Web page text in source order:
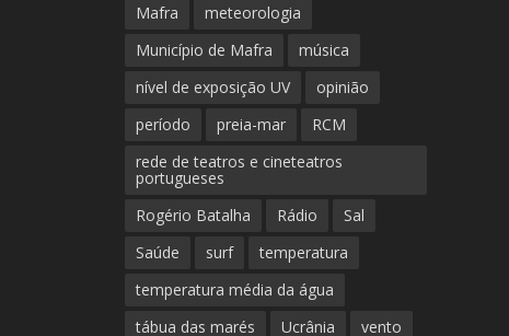
Mafra
meteorologia
Município de Mafra
música
nível de exposição UV
opinião
período
preia-mar
RCM
rede de teatros e cineteatros
portugueses
Rogério Batalha
Rádio
Sal
Saúde
surf
temperatura
temperatura média da água
tábua das marés
Ucrânia vento